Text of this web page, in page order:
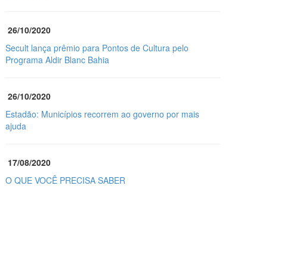
26/10/2020
Secult lança prêmio para Pontos de Cultura pelo
Programa Aldir Blanc Bahia
26/10/2020
Estadão: Municípios recorrem ao governo por mais
ajuda
17/08/2020
O QUE VOCÊ PRECISA SABER